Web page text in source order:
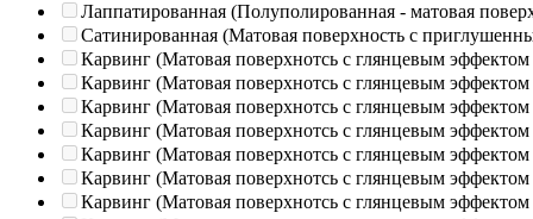
Лаппатированная (Полуполированная - матовая
Сатинированная (Матовая поверхность с
Карвинг (Матовая поверхнотсь с глянцевым эффектом
Карвинг (Матовая поверхнотсь с глянцевым эффектом
Карвинг (Матовая поверхнотсь с глянцевым эффектом
Карвинг (Матовая поверхнотсь с глянцевым эффектом
Карвинг (Матовая поверхнотсь с глянцевым эффектом
Карвинг (Матовая поверхнотсь с глянцевым эффектом
Карвинг (Матовая поверхнотсь с глянцевым эффектом